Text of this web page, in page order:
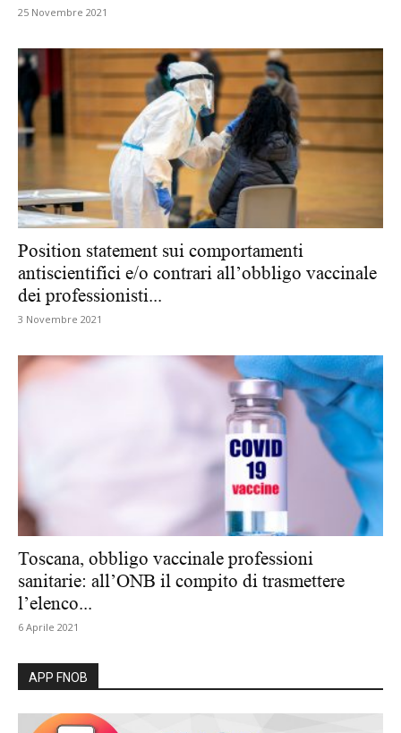
25 Novembre 2021
Position statement sui comportamenti
antiscientifici e/o contrari all’obbligo vaccinale
dei professionisti...
3 Novembre 2021
Toscana, obbligo vaccinale professioni
sanitarie: all’ONB il compito di trasmettere
l’elenco...
6 Aprile 2021
APP FNOB